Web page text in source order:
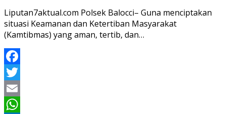
Liputan7aktual.com Polsek Balocci– Guna menciptakan
situasi Keamanan dan Ketertiban Masyarakat
(Kamtibmas) yang aman, tertib, dan…
Facebook
Twitter
Email